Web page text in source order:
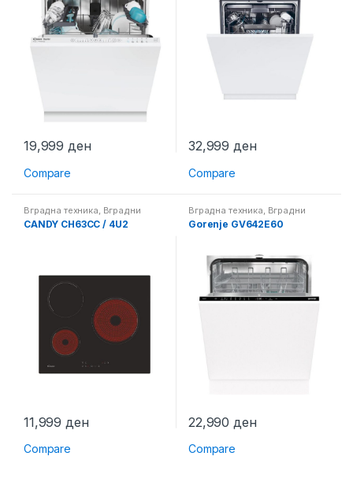
19,999ден
Compare
32,999ден
Compare
Вградна техника Вградни
плотни
CANDY CH63CC / 4U2
11,999 ден
Compare
Вградна техника Вградни
машини за миење садови
Gorenje GV642E60
22,990 ден
Compare